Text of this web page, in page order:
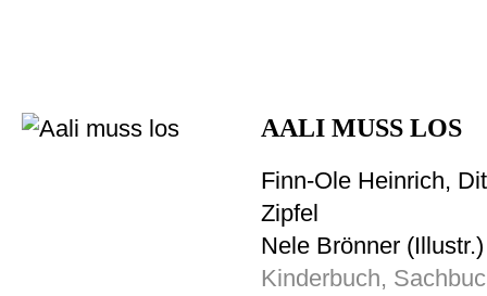
AALI MUSS LOS
Finn-Ole Heinrich,
Zipfel
Nele Brönner (Illustr.)
Kinderbuch,